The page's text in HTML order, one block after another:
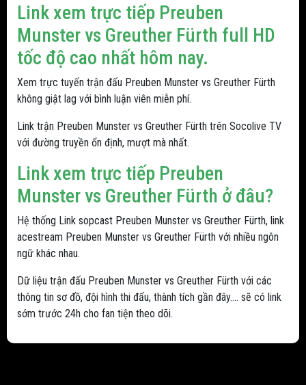
Link xem trực tiếp Preuben
Munster vs Greuther Fürth full HD
tốc độ cao nhất hôm nay.
Xem trực tuyến trận đấu Preuben Munster vs Greuther Fürth
không giật lag với bình luận viên miễn phí.
Link trận Preuben Munster vs Greuther Fürth trên Socolive TV
với đường truyền ổn định, mượt mà nhất.
Link xem trực tiếp Preuben
Munster vs Greuther Fürth ở đâu?
Hệ thống Link sopcast Preuben Munster vs Greuther Fürth, link
acestream Preuben Munster vs Greuther Fürth với nhiều ngôn
ngữ khác nhau.
Dữ liệu trận đấu Preuben Munster vs Greuther Fürth với các
thông tin sơ đồ, đội hình thi đấu, thành tích gần đây.... sẽ có link
sớm trước 24h cho fan tiện theo dõi.